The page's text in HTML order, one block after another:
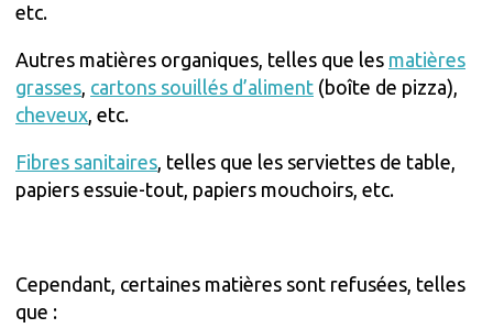
etc.
Autres matières organiques, telles que les matières
grasses, cartons souillés d’aliment (boîte de pizza),
cheveux, etc.
Fibres sanitaires, telles que les serviettes de table,
papiers essuie-tout, papiers mouchoirs, etc.
Cependant, certaines matières sont refusées, telles
que :